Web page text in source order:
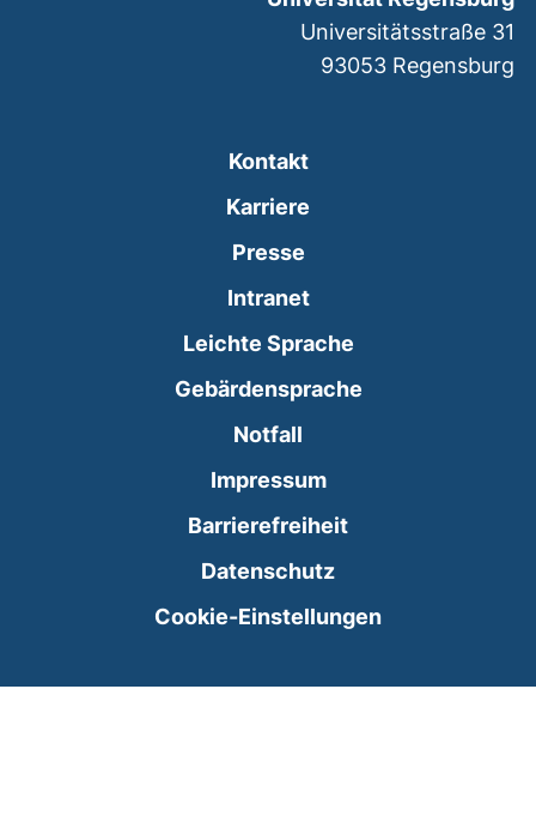
Kontakt
Karriere
Presse
Intranet(externer Link, öffnet
Leichte Sprache
Gebärdensprache
Notfall
Impressum
Barrierefreiheit
Datenschutz
Cookie-Einstellungen
Universitätsstraße 31
93053 Regensburg